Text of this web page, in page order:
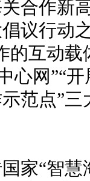
合作新
议行动
的互动
心网”“
范点”
“智慧